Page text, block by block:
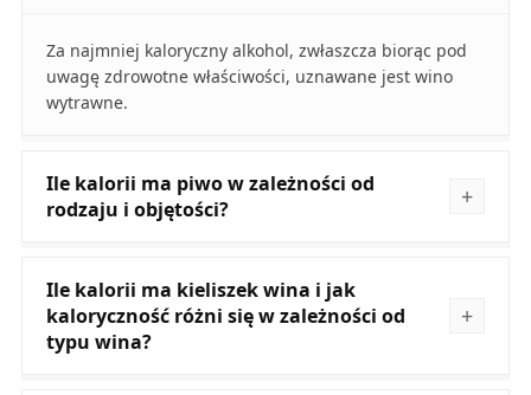
Za najmniej kaloryczny alkohol, zwłaszcza biorąc pod
uwagę zdrowotne właściwości, uznawane jest wino
wytrawne.
Ile kalorii ma piwo w zależności od
rodzaju i objętości?
Ile kalorii ma kieliszek wina i jak
kaloryczność różni się w zależności od
typu wina?